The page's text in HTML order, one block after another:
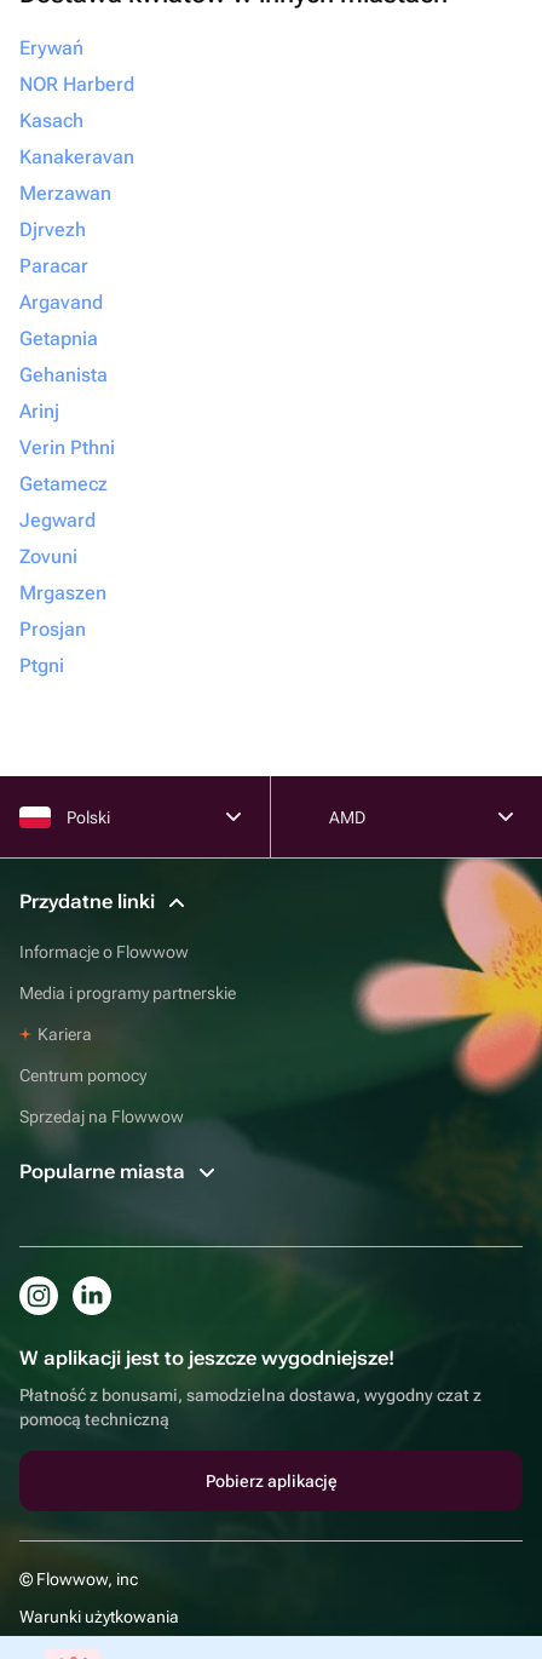
Erywań
NOR Harberd
Kasach
Kanakeravan
Merzawan
Djrvezh
Paracar
Argavand
Getapnia
Gehanista
Arinj
Verin Pthni
Getamecz
Jegward
Zovuni
Mrgaszen
Prosjan
Ptgni
Polski AMD
Przydatne linki
Informacje o Flowwow
Media i programy partnerskie
Kariera
Centrum pomocy
Sprzedaj na Flowwow
Popularne miasta
W aplikacji jest to jeszcze wygodniejsze!
Płatność z bonusami, samodzielna dostawa, wygodny czat z
pomocą techniczną
Pobierz aplikację
© Flowwow, inc
Warunki użytkowania